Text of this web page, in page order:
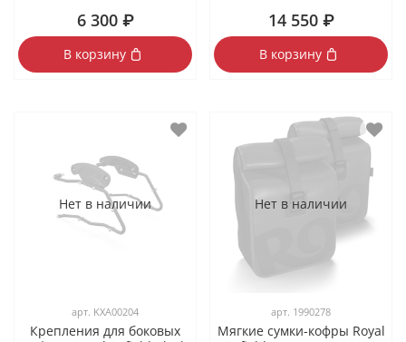
6 300 ₽
В корзину
14 550 ₽
В корзину
Нет в наличии
арт. KXA00204
Крепления для боковых
Нет в наличии
арт. 1990278
Мягкие сумки-кофры Royal